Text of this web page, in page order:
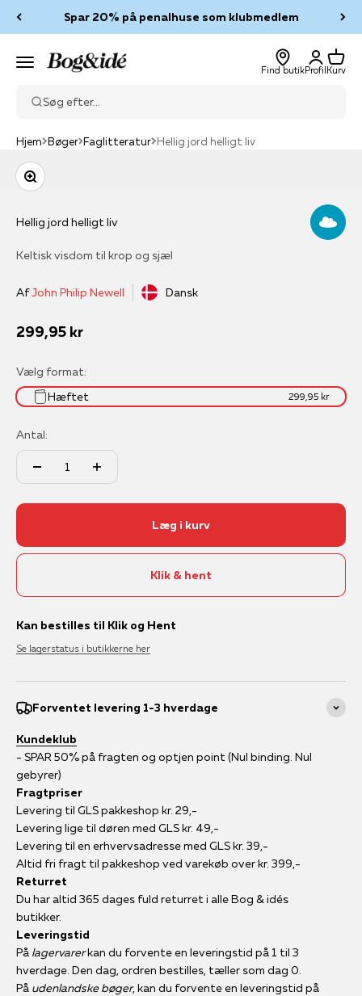
Spar 20% på penalhuse som klubmedlem
Menu Bog & idé
Find butik
Log ind
Profil
Kurv
Kurv
Søg efter...
Hjem Bøger Faglitteratur Hellig jord helligt liv
Zoom
Hellig jord helligt liv
Keltisk visdom til krop og sjæl
AfJohn Philip Newell Dansk
Salgspris
299,95 kr
Vælg format:
Hæftet
299,95 kr
Antal:
Læg i kurv
Klik & hent
Kan bestilles til Klik og Hent
Se lagerstatus i butikkerne her
Forventet levering 1-3 hverdage
Kundeklub
- SPAR 50% på fragten og optjen point (Nul binding. Nul
gebyrer)
Fragtpriser
Levering til GLS pakkeshop kr. 29,-
Levering lige til døren med GLS kr. 49,-
Levering til en erhvervsadresse med GLS kr. 39,-
Altid fri fragt til pakkeshop ved varekøb over kr. 399,-
Returret
Du har altid 365 dages fuld returret i alle Bog & idés
butikker.
Leveringstid
På lagervarerkan du forvente en leveringstid på 1 til 3
hverdage. Den dag, ordren bestilles, tæller som dag 0.
På udenlandske bøger, kan du forvente en leveringstid på